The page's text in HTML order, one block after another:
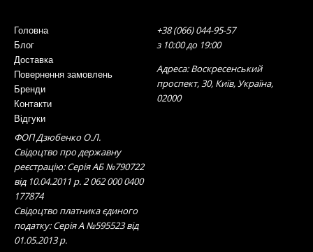
Головна
Блог
Доставка
Повернення замовлень
Бренди
Контакти
Відгуки
+38 (066) 044-95-57
з 10:00 до 19:00
Адреса: Воскресенський
проспект, 30, Київ, Україна,
02000
ФОП Дзюбенко О.Л.
Свідоцтво про державну
реєстрацію: Серія АБ №790722
від 10.04.2011 р. 2 062 000 0400
177874
Свідоцтво платника єдиного
податку: Серія А №595523 від
01.05.2013 р.